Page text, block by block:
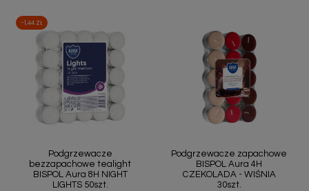
Podgrzewacze
bezzapachowe tealight
BISPOL Aura 8H NIGHT
LIGHTS 50szt.
-1,44 ZŁ
Podgrzewacze zapachowe
BISPOL Aura 4H
CZEKOLADA - WIŚNIA
30szt.